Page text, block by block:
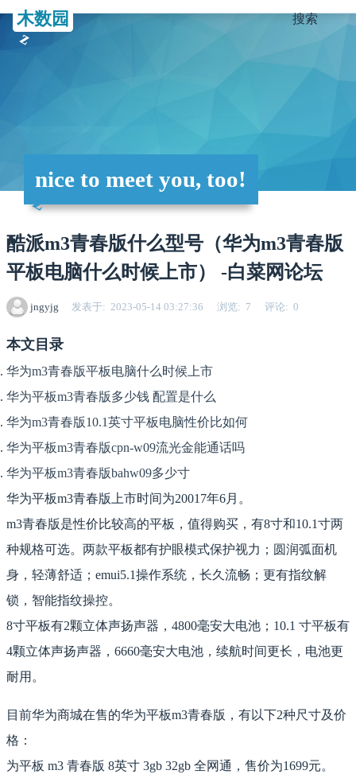
木数园 搜索
nice to meet you, too!
酷派m3青春版什么型号（华为m3青春版
平板电脑什么时候上市） -白菜网论坛
jngyjg 发表于 2023-05-14 03:27:36 浏览 7 评论 0
本文目录
华为m3青春版平板电脑什么时候上市
华为平板m3青春版多少钱 配置是什么
华为m3青春版10.1英寸平板电脑性价比如何
华为平板m3青春版cpn-w09流光金能通话吗
华为平板m3青春版bahw09多少寸
华为平板m3青春版上市时间为20017年6月。
m3青春版是性价比较高的平板，值得购买，有8寸和10.1寸两
种规格可选。两款平板都有护眼模式保护视力；圆润弧面机
身，轻薄舒适；emui5.1操作系统，长久流畅；更有指纹解
锁，智能指纹操控。
8寸平板有2颗立体声扬声器，4800毫安大电池；10.1 寸平板有
4颗立体声扬声器，6660毫安大电池，续航时间更长，电池更
耐用。
目前华为商城在售的华为平板m3青春版，有以下2种尺寸及价
格：
为平板 m3 青春版 8英寸 3gb 32gb 全网通，售价为1699元。